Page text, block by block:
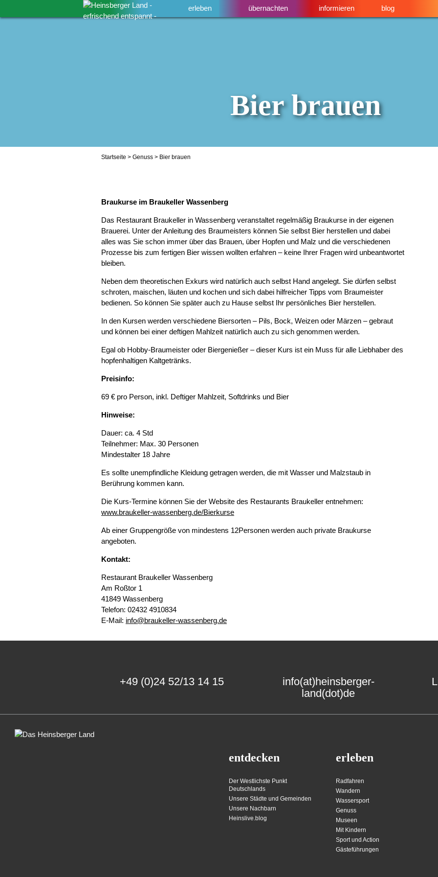
erleben übernachten informieren blog
Bier brauen
Startseite > Genuss > Bier brauen
Braukurse im Braukeller Wassenberg
Das Restaurant Braukeller in Wassenberg veranstaltet regelmäßig Braukurse in der eigenen
Brauerei. Unter der Anleitung des Braumeisters können Sie selbst Bier herstellen und dabei
alles was Sie schon immer über das Brauen, über Hopfen und Malz und die verschiedenen
Prozesse bis zum fertigen Bier wissen wollten erfahren – keine Ihrer Fragen wird unbeantwortet
bleiben.
Neben dem theoretischen Exkurs wird natürlich auch selbst Hand angelegt. Sie dürfen selbst
schroten, maischen, läuten und kochen und sich dabei hilfreicher Tipps vom Braumeister
bedienen. So können Sie später auch zu Hause selbst Ihr persönliches Bier herstellen.
In den Kursen werden verschiedene Biersorten – Pils, Bock, Weizen oder Märzen – gebraut
und können bei einer deftigen Mahlzeit natürlich auch zu sich genommen werden.
Egal ob Hobby-Braumeister oder Biergenießer – dieser Kurs ist ein Muss für alle Liebhaber des
hopfenhaltigen Kaltgetränks.
Preisinfo:
69 € pro Person, inkl. Deftiger Mahlzeit, Softdrinks und Bier
Hinweise:
Dauer: ca. 4 Std
Teilnehmer: Max. 30 Personen
Mindestalter 18 Jahre
Es sollte unempfindliche Kleidung getragen werden, die mit Wasser und Malzstaub in
Berührung kommen kann.
Die Kurs-Termine können Sie der Website des Restaurants Braukeller entnehmen:
www.braukeller-wassenberg.de/Bierkurse
Ab einer Gruppengröße von mindestens 12Personen werden auch private Braukurse
angeboten.
Kontakt:
Restaurant Braukeller Wassenberg
Am Roßtor 1
41849 Wassenberg
Telefon: 02432 4910834
E-Mail: info@braukeller-wassenberg.de
+49 (0)24 52/13 14 15
info(at)heinsberger-
land(dot)de
entdecken
Der Westlichste Punkt
Deutschlands
Unsere Städte und Gemeinden
Unsere Nachbarn
Heinslive.blog
erleben
Radfahren
Wandern
Wassersport
Genuss
Museen
Mit Kindern
Sport und Action
Gästeführungen